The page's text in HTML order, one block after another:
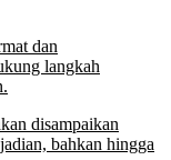
dan
langkah
disampaikan
bahkan hingga